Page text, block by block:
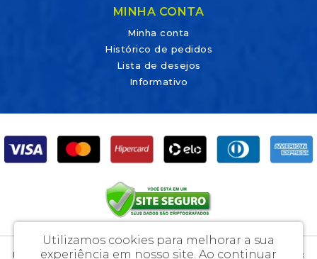
MINHA CONTA
Minha conta
Histórico de pedidos
Lista de desejos
Informativo
DicaLab Materiais Para Laboratórios e Artigos Médicos Ltda - CNPJ:
Utilizamos cookies para melhorar a sua
experiência em nosso site. Ao continuar